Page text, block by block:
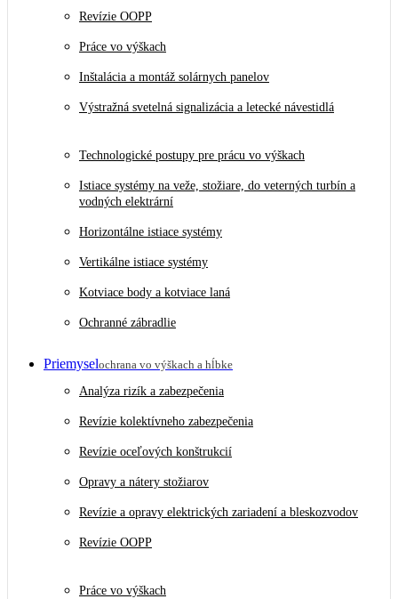
Revízie OOPP
Práce vo výškach
Inštalácia a montáž solárnych panelov
Výstražná svetelná signalizácia a letecké návestidlá
Technologické postupy pre prácu vo výškach
Istiace systémy na veže, stožiare, do veterných turbín a
vodných elektrární
Horizontálne istiace systémy
Vertikálne istiace systémy
Kotviace body a kotviace laná
Ochranné zábradlie
Priemyselochrana vo výškach a hĺbke
Analýza rizík a zabezpečenia
Revízie kolektívneho zabezpečenia
Revízie oceľových konštrukcií
Opravy a nátery stožiarov
Revízie a opravy elektrických zariadení a bleskozvodov
Revízie OOPP
Práce vo výškach